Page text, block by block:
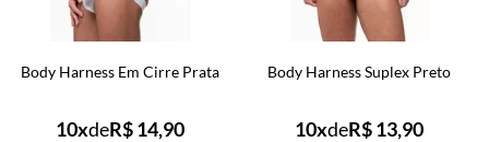
Body Harness Em Cirre Prata
10xdeR$ 14,90
Body Harness Suplex Preto
10xdeR$ 13,90